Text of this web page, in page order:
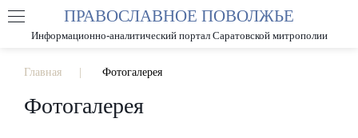
РАЗМЕР ШРИФТА А А
ПРАВОСЛАВНОЕ ПОВОЛЖЬЕ
Информационно-аналитический портал Саратовской митрополии
Главная Фотогалерея
Фотогалерея